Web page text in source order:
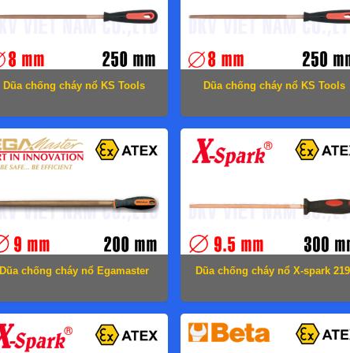
Dũa chống cháy nổ KS Tools
Dũa chống cháy nổ KS Tools
Dũa chống cháy nổ Egamaster
Dũa chống cháy nổ X-spark